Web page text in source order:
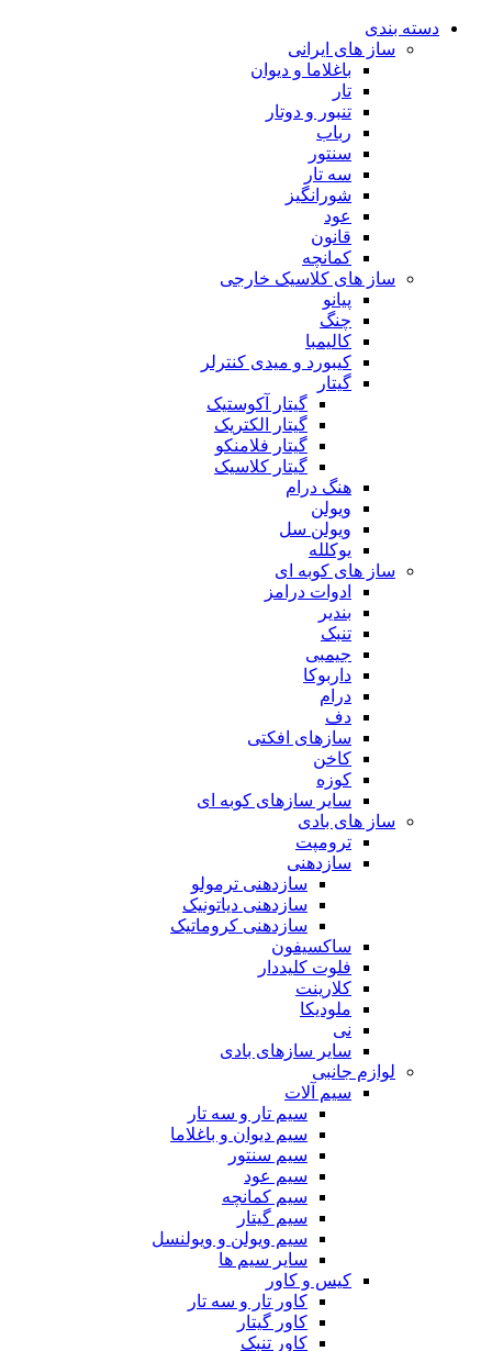
دسته بندی
ساز های ایرانی
باغلاما و دیوان
تار
تنبور و دوتار
رباب
سنتور
سه تار
شورانگیز
عود
قانون
کمانچه
ساز های کلاسیک خارجی
پیانو
چنگ
کالیمبا
کیبورد و میدی کنترلر
گیتار
گیتار آکوستیک
گیتار الکتریک
گیتار فلامنکو
گیتار کلاسیک
هنگ درام
ویولن
ویولن سل
یوکلله
ساز های کوبه ای
ادوات درامز
بندیر
تنبک
جیمبی
داربوکا
درام
دف
سازهای افکتی
کاخن
کوزه
سایر سازهای کوبه ای
ساز های بادی
ترومپت
سازدهنی
سازدهنی ترمولو
سازدهنی دیاتونیک
سازدهنی کروماتیک
ساکسیفون
فلوت کلیددار
کلارینت
ملودیکا
نی
سایر سازهای بادی
لوازم جانبی
سیم آلات
سیم تار و سه تار
سیم دیوان و باغلاما
سیم سنتور
سیم عود
سیم کمانچه
سیم گیتار
سیم ویولن و ویولنسل
سایر سیم ها
کیس و کاور
کاور تار و سه تار
کاور گیتار
کاور تنبک